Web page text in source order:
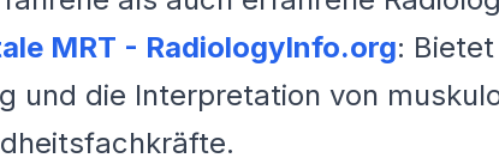
MRT - RadiologyInfo.org:
und die Interpretation von